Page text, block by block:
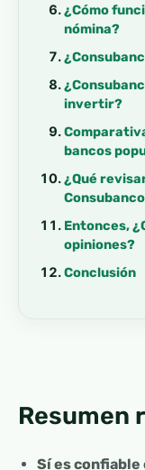
¿Cómo
nómina?
invertir?
bancos
¿Qué
Entonces,
opiniones?
Conclusión
Resumen
Sí es